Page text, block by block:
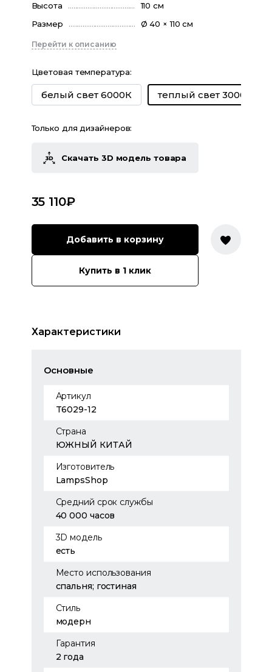
Высота
110 см
Размер
Ø 40 × 110 см
Перейти к описанию
Цветовая температура:
белый свет 6000К теплый свет 3000К
Только для дизайнеров:
Скачать 3D модель товара
35 110₽
Добавить в корзину
Купить в 1 клик
Характеристики
Основные
Артикул
T6029-12
Страна
ЮЖНЫЙ КИТАЙ
Изготовитель
LampsShop
Средний срок службы
40 000 часов
3D модель
есть
Место использования
спальня; гостиная
Стиль
модерн
Гарантия
2 года